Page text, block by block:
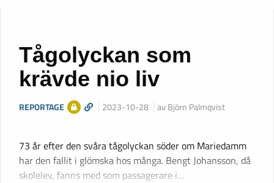
Tågolyckan som
krävde nio liv
REPORTAGE 2023-10-28 av Björn Palmqvist
73 år efter den svåra tågolyckan söder om Mariedamm
har den fallit i glömska hos många. Bengt Johansson, då
skolelev, fanns med som passagerare i…